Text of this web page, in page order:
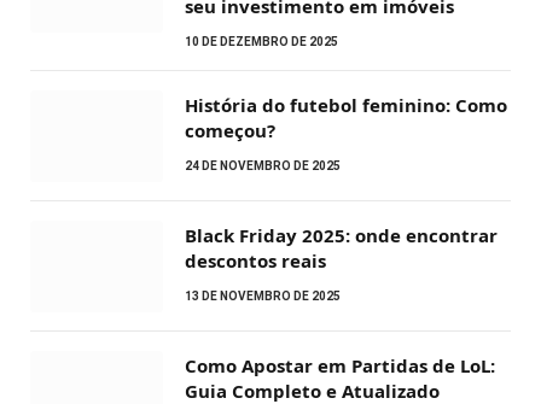
seu investimento em imóveis
10 DE DEZEMBRO DE 2025
História do futebol feminino: Como
começou?
24 DE NOVEMBRO DE 2025
Black Friday 2025: onde encontrar
descontos reais
13 DE NOVEMBRO DE 2025
Como Apostar em Partidas de LoL:
Guia Completo e Atualizado